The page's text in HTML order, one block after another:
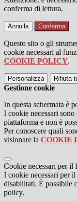
conferma di lettura.
Annulla Conferma
Questo sito o gli
cookie necessari al
COOKIE POLICY.
Personalizza Rifiuta
Gestione cookie
In questa schermata è
I cookie necessari
piattaforma e non è
Per conoscere quali
visionare la COOKIE
Cookie necessari per il
I cookie necessari per
disabilitati. È possibile
policy.